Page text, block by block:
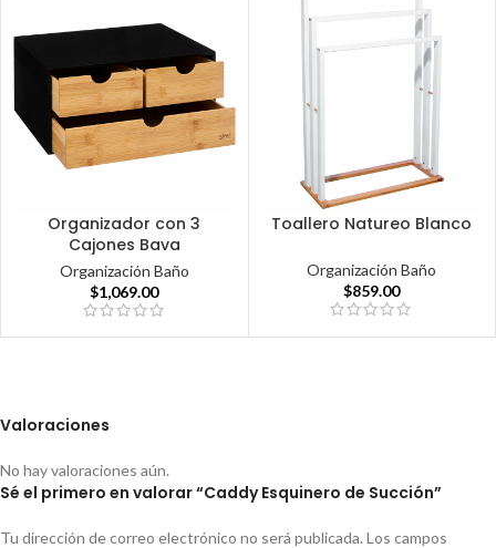
Organizador con 3
Cajones Bava
Organización Baño
$1,069.00
Toallero Natureo Blanco
Organización Baño
$859.00
Valoraciones
No hay valoraciones aún.
Sé el primero en valorar “Caddy Esquinero de Succión”
Tu dirección de correo electrónico no será publicada. Los campos